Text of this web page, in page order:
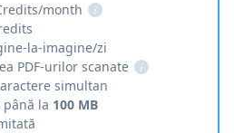
month
i
la-imagine/zi
PDF-urilor scanate
i
simultan
la 100 MB